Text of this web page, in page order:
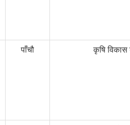
पाँचौ कृषि विकास